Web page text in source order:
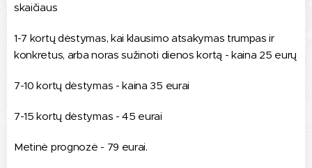
skaičiaus
1-7 kortų dėstymas, kai klausimo atsakymas trumpas ir
konkretus, arba noras sužinoti dienos kortą - kaina 25 eurų
7-10 kortų dėstymas - kaina 35 eurai
7-15 kortų dėstymas - 45 eurai
Metinė prognozė - 79 eurai.